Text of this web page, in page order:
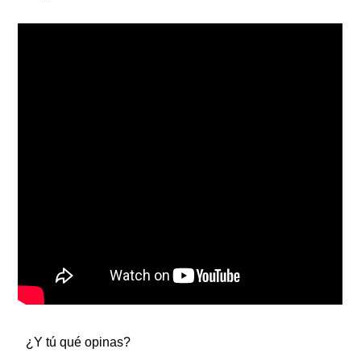
¿Y tú qué opinas?